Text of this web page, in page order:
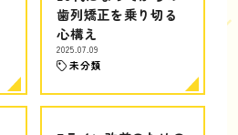
歯列矯正を乗り切る
心構え
2025.07.09
未分類